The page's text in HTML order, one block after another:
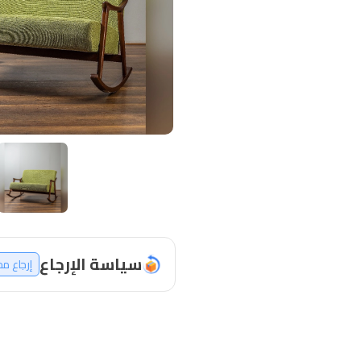
سياسة الإرجاع إرجاع